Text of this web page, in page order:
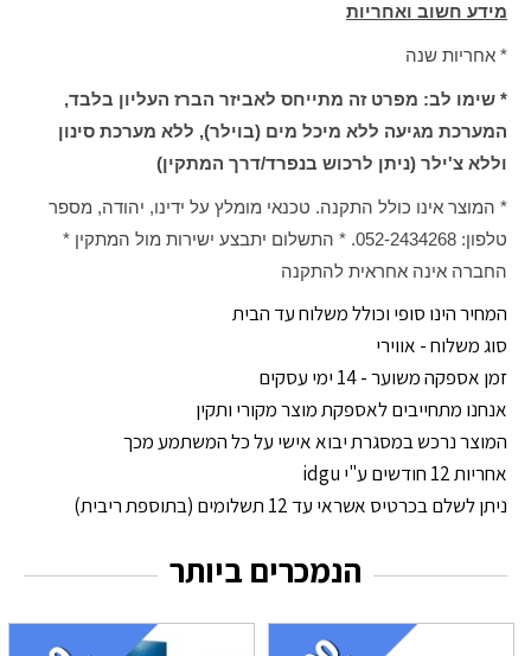
מידע חשוב ואחריות
* אחריות שנה
* שימו לב: מפרט זה מתייחס לאביזר הברז העליון בלבד,
המערכת מגיעה ללא מיכל מים (בוילר), ללא מערכת סינון
וללא צ'ילר (ניתן לרכוש בנפרד/דרך המתקין)
* המוצר אינו כולל התקנה. טכנאי מומלץ על ידינו, יהודה, מספר
טלפון: 052-2434268. * התשלום יתבצע ישירות מול המתקין *
החברה אינה אחראית להתקנה
המחיר הינו סופי וכולל משלוח עד הבית
סוג משלוח - אווירי
זמן אספקה משוער - 14 ימי עסקים
אנחנו מתחייבים לאספקת מוצר מקורי ותקין
המוצר נרכש במסגרת יבוא אישי על כל המשתמע מכך
אחריות 12 חודשים ע"י idgu
ניתן לשלם בכרטיס אשראי עד 12 תשלומים (בתוספת ריבית)
הנמכרים ביותר